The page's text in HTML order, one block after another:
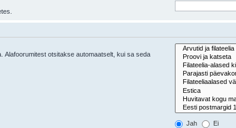
Alafoorumitest otsitakse automaatselt, kui sa seda
Jah Ei